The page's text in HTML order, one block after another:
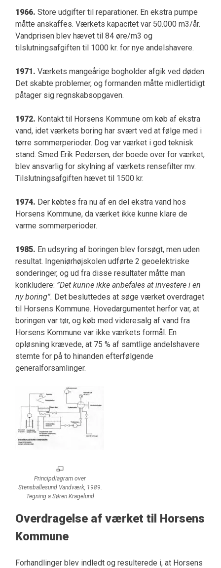
1966. Store udgifter til reparationer. En ekstra pumpe
måtte anskaffes. Værkets kapacitet var 50.000 m3/år.
Vandprisen blev hævet til 84 øre/m3 og
tilslutningsafgiften til 1000 kr. for nye andelshavere.
1971. Værkets mangeårige bogholder afgik ved døden.
Det skabte problemer, og formanden måtte midlertidigt
påtager sig regnskabsopgaven.
1972. Kontakt til Horsens Kommune om køb af ekstra
vand, idet værkets boring har svært ved at følge med i
tørre sommerperioder. Dog var værket i god teknisk
stand. Smed Erik Pedersen, der boede over for værket,
blev ansvarlig for skylning af værkets rensefilter mv.
Tilslutningsafgiften hævet til 1500 kr.
1974. Der købtes fra nu af en del ekstra vand hos
Horsens Kommune, da værket ikke kunne klare de
varme sommerperioder.
1985. En udsyring af boringen blev forsøgt, men uden
resultat. Ingeniørhøjskolen udførte 2 geoelektriske
sonderinger, og ud fra disse resultater måtte man
konkludere: ”Det kunne ikke anbefales at investere i en
ny boring”. Det besluttedes at søge værket overdraget
til Horsens Kommune. Hovedargumentet herfor var, at
boringen var tør, og køb med videresalg af vand fra
Horsens Kommune var ikke værkets formål. En
opløsning krævede, at 75 % af samtlige andelshavere
stemte for på to hinanden efterfølgende
generalforsamlinger.
Principdiagram over
Stensballesund Vandværk, 1989.
Tegning a Søren Kragelund
Overdragelse af værket til Horsens
Kommune
Forhandlinger blev indledt og resulterede i, at Horsens